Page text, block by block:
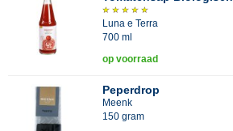
Luna e Terra
700 ml
op voorraad
Peperdrop
Meenk
150 gram